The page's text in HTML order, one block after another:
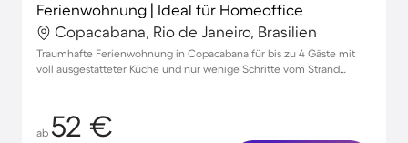
Ferienwohnung | Ideal für Homeoffice
Copacabana, Rio de Janeiro, Brasilien
Traumhafte Ferienwohnung in Copacabana für bis zu 4 Gäste mit
voll ausgestatteter Küche und nur wenige Schritte vom Strand
ab 52 €